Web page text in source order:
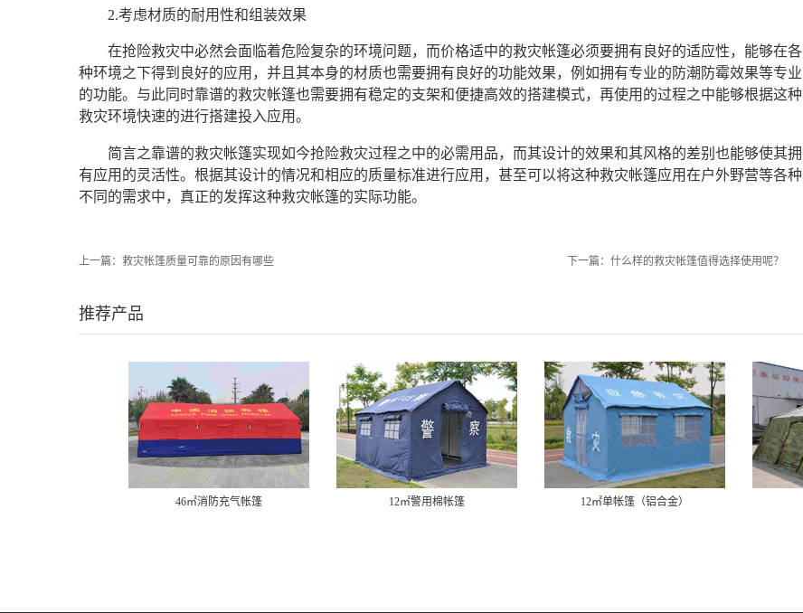
2.考虑材质的耐用性和组装效果
在抢险救灾中必然会面临着危险复杂的环境问题，而价格适中的救灾帐篷必须要拥有良好的适应性，能够在各
种环境之下得到良好的应用，并且其本身的材质也需要拥有良好的功能效果，例如拥有专业的防潮防霉效果等专业
的功能。与此同时靠谱的救灾帐篷也需要拥有稳定的支架和便捷高效的搭建模式，再使用的过程之中能够根据这种
救灾环境快速的进行搭建投入应用。
简言之靠谱的救灾帐篷实现如今抢险救灾过程之中的必需用品，而其设计的效果和其风格的差别也能够使其拥
有应用的灵活性。根据其设计的情况和相应的质量标准进行应用，甚至可以将这种救灾帐篷应用在户外野营等各种
不同的需求中，真正的发挥这种救灾帐篷的实际功能。
上一篇： 救灾帐篷质量可靠的原因有哪些 下一篇： 什么样的救灾帐篷值得选择使用呢？
推荐产品
46㎡消防充气帐篷 12㎡警用棉帐篷 12㎡单帐篷（铝合金）